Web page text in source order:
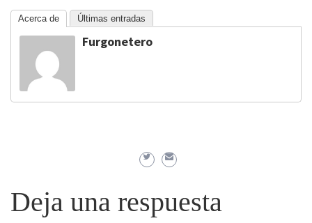
Acerca de Últimas entradas
Furgonetero
Deja una respuesta